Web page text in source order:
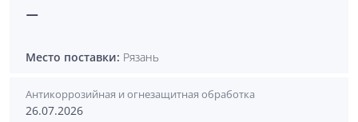
—
Место поставки: Рязань
Антикоррозийная и огнезащитная обработка
26.07.2026